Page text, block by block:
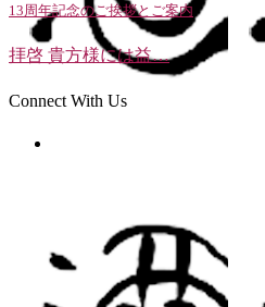
13周年記念のご挨拶とご案内
拝啓 貴方様には益…
Connect With Us